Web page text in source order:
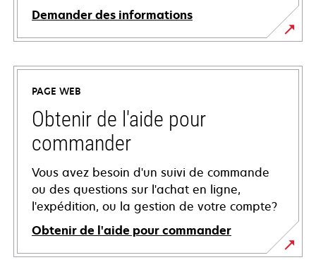
Demander des informations
PAGE WEB
Obtenir de l'aide pour
commander
Vous avez besoin d'un suivi de commande
ou des questions sur l'achat en ligne,
l'expédition, ou la gestion de votre compte?
Obtenir de l'aide pour commander